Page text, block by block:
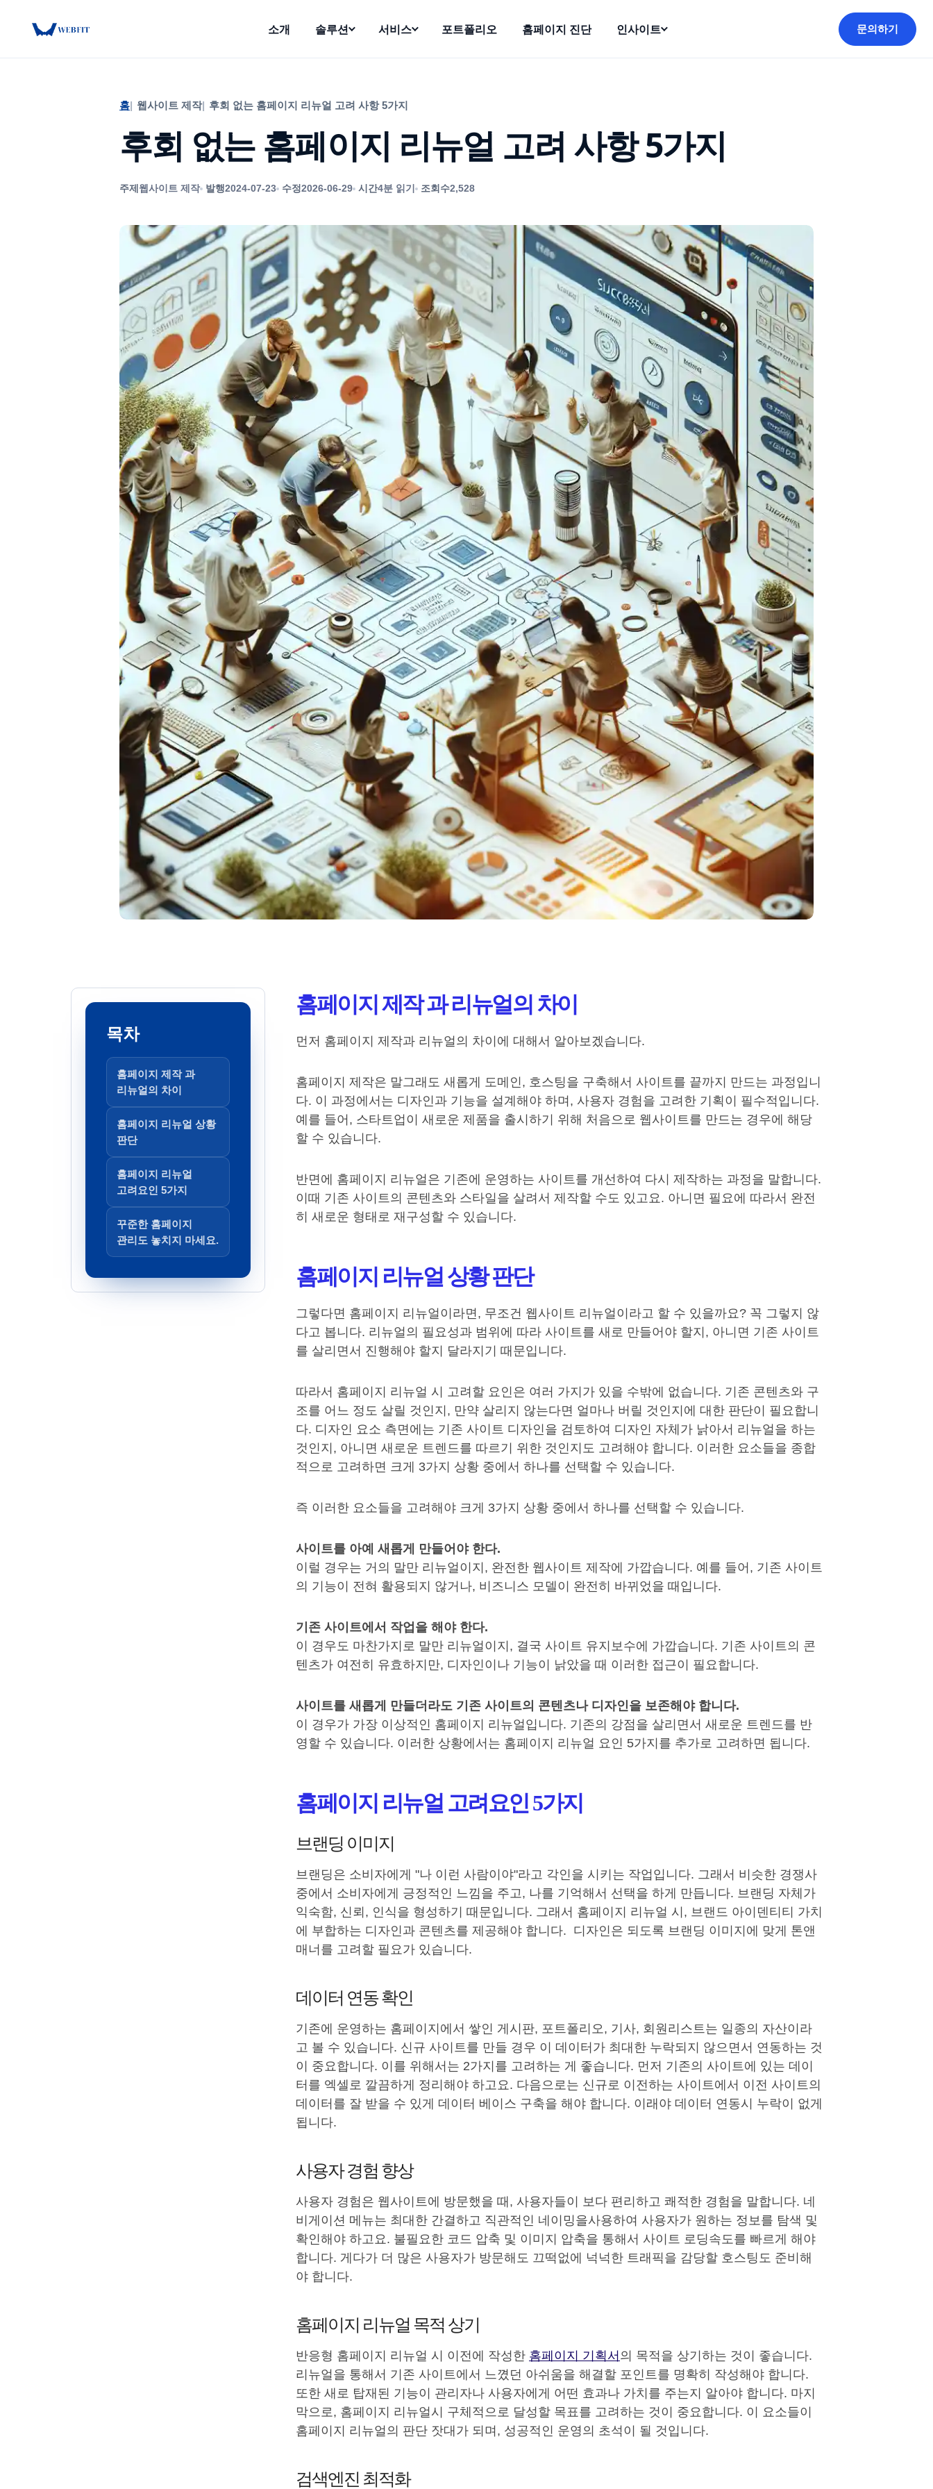
소개 솔루션 서비스 포트폴리오 홈페이지 진단 인사이트 문의하기
홈 웹사이트 제작 후회 없는 홈페이지 리뉴얼 고려 사항 5가지
후회 없는 홈페이지 리뉴얼 고려 사항 5가지
주제 웹사이트 제작 발행2024-07-23 수정2026-06-29 시간4분 읽기 조회수2,528
목차
홈페이지 제작 과
리뉴얼의 차이
홈페이지 리뉴얼 상황
판단
홈페이지 리뉴얼
고려요인 5가지
꾸준한 홈페이지
관리도 놓치지 마세요.
홈페이지 제작 과 리뉴얼의 차이
먼저 홈페이지 제작과 리뉴얼의 차이에 대해서 알아보겠습니다.
홈페이지 제작은 말그래도 새롭게 도메인, 호스팅을 구축해서 사이트를 끝까지 만드는 과정입니
다. 이 과정에서는 디자인과 기능을 설계해야 하며, 사용자 경험을 고려한 기획이 필수적입니다.
예를 들어, 스타트업이 새로운 제품을 출시하기 위해 처음으로 웹사이트를 만드는 경우에 해당
할 수 있습니다.
반면에 홈페이지 리뉴얼은 기존에 운영하는 사이트를 개선하여 다시 제작하는 과정을 말합니다.
이때 기존 사이트의 콘텐츠와 스타일을 살려서 제작할 수도 있고요. 아니면 필요에 따라서 완전
히 새로운 형태로 재구성할 수 있습니다.
홈페이지 리뉴얼 상황 판단
그렇다면 홈페이지 리뉴얼이라면, 무조건 웹사이트 리뉴얼이라고 할 수 있을까요? 꼭 그렇지 않
다고 봅니다. 리뉴얼의 필요성과 범위에 따라 사이트를 새로 만들어야 할지, 아니면 기존 사이트
를 살리면서 진행해야 할지 달라지기 때문입니다.
따라서 홈페이지 리뉴얼 시 고려할 요인은 여러 가지가 있을 수밖에 없습니다. 기존 콘텐츠와 구
조를 어느 정도 살릴 것인지, 만약 살리지 않는다면 얼마나 버릴 것인지에 대한 판단이 필요합니
다. 디자인 요소 측면에는 기존 사이트 디자인을 검토하여 디자인 자체가 낡아서 리뉴얼을 하는
것인지, 아니면 새로운 트렌드를 따르기 위한 것인지도 고려해야 합니다. 이러한 요소들을 종합
적으로 고려하면 크게 3가지 상황 중에서 하나를 선택할 수 있습니다.
즉 이러한 요소들을 고려해야 크게 3가지 상황 중에서 하나를 선택할 수 있습니다.
사이트를 아예 새롭게 만들어야 한다.
이럴 경우는 거의 말만 리뉴얼이지, 완전한 웹사이트 제작에 가깝습니다. 예를 들어, 기존 사이트
의 기능이 전혀 활용되지 않거나, 비즈니스 모델이 완전히 바뀌었을 때입니다.
기존 사이트에서 작업을 해야 한다.
이 경우도 마찬가지로 말만 리뉴얼이지, 결국 사이트 유지보수에 가깝습니다. 기존 사이트의 콘
텐츠가 여전히 유효하지만, 디자인이나 기능이 낡았을 때 이러한 접근이 필요합니다.
사이트를 새롭게 만들더라도 기존 사이트의 콘텐츠나 디자인을 보존해야 합니다.
이 경우가 가장 이상적인 홈페이지 리뉴얼입니다. 기존의 강점을 살리면서 새로운 트렌드를 반
영할 수 있습니다. 이러한 상황에서는 홈페이지 리뉴얼 요인 5가지를 추가로 고려하면 됩니다.
홈페이지 리뉴얼 고려요인 5가지
브랜딩 이미지
브랜딩은 소비자에게 "나 이런 사람이야"라고 각인을 시키는 작업입니다. 그래서 비슷한 경쟁사
중에서 소비자에게 긍정적인 느낌을 주고, 나를 기억해서 선택을 하게 만듭니다. 브랜딩 자체가
익숙함, 신뢰, 인식을 형성하기 때문입니다. 그래서 홈페이지 리뉴얼 시, 브랜드 아이덴티티 가치
에 부합하는 디자인과 콘텐츠를 제공해야 합니다. 디자인은 되도록 브랜딩 이미지에 맞게 톤앤
매너를 고려할 필요가 있습니다.
데이터 연동 확인
기존에 운영하는 홈페이지에서 쌓인 게시판, 포트폴리오, 기사, 회원리스트는 일종의 자산이라
고 볼 수 있습니다. 신규 사이트를 만들 경우 이 데이터가 최대한 누락되지 않으면서 연동하는 것
이 중요합니다. 이를 위해서는 2가지를 고려하는 게 좋습니다. 먼저 기존의 사이트에 있는 데이
터를 엑셀로 깔끔하게 정리해야 하고요. 다음으로는 신규로 이전하는 사이트에서 이전 사이트의
데이터를 잘 받을 수 있게 데이터 베이스 구축을 해야 합니다. 이래야 데이터 연동시 누락이 없게
됩니다.
사용자 경험 향상
사용자 경험은 웹사이트에 방문했을 때, 사용자들이 보다 편리하고 쾌적한 경험을 말합니다. 네
비게이션 메뉴는 최대한 간결하고 직관적인 네이밍을사용하여 사용자가 원하는 정보를 탐색 및
확인해야 하고요. 불필요한 코드 압축 및 이미지 압축을 통해서 사이트 로딩속도를 빠르게 해야
합니다. 게다가 더 많은 사용자가 방문해도 끄떡없에 넉넉한 트래픽을 감당할 호스팅도 준비해
야 합니다.
홈페이지 리뉴얼 목적 상기
반응형 홈페이지 리뉴얼 시 이전에 작성한 홈페이지 기획서 의 목적을 상기하는 것이 좋습니다.
리뉴얼을 통해서 기존 사이트에서 느꼈던 아쉬움을 해결할 포인트를 명확히 작성해야 합니다.
또한 새로 탑재된 기능이 관리자나 사용자에게 어떤 효과나 가치를 주는지 알아야 합니다. 마지
막으로, 홈페이지 리뉴얼시 구체적으로 달성할 목표를 고려하는 것이 중요합니다. 이 요소들이
홈페이지 리뉴얼의 판단 잣대가 되며, 성공적인 운영의 초석이 될 것입니다.
검색엔진 최적화